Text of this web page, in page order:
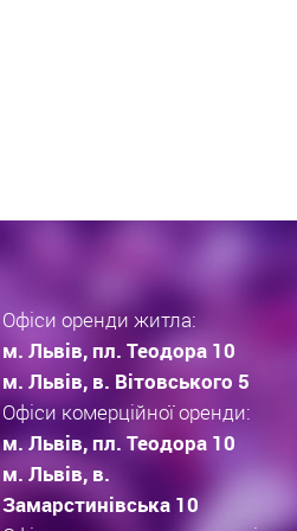
Офіси оренди житла:
м. Львів, пл. Теодора 10
м. Львів, в. Вітовського 5
Офіси комерційної оренди:
м. Львів, пл. Теодора 10
м. Львів, в.
Замарстинівська 10